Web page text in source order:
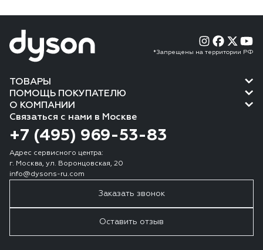
*Запрещены на территории РФ
ТОВАРЫ
ПОМОЩЬ ПОКУПАТЕЛЮ
О КОМПАНИИ
Связаться с нами в Москве
+7 (495) 969-53-83
Адрес сервисного центра:
г. Москва, ул. Воронцовская, 20
info@dysons-ru.com
Заказать звонок
Оставить отзыв